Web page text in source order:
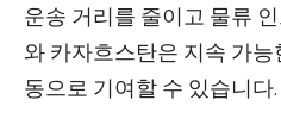
운송 거리를 줄이고 물류
와 카자흐스탄은 지속 가
동으로 기여할 수 있습니다.